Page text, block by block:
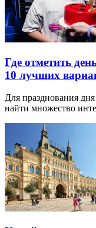
Где отметить
10 лучших
Для празднования
найти множество